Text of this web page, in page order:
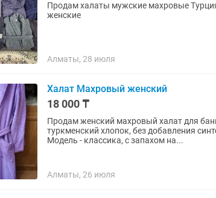
Продам халаты мужские махровые
женские
Алматы, 28 июля
Халат Махровый женский
18 000 ₸
Продам женский махровый халат для
туркменский хлопок, без добавления
Модель - классика, с запахом на...
Алматы, 26 июля